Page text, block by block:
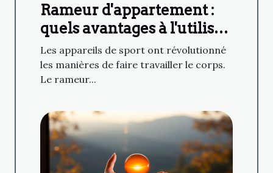
Rameur d'appartement :
quels avantages à l'utiliser
?
Les appareils de sport ont révolutionné
les manières de faire travailler le corps.
Le rameur...